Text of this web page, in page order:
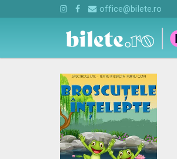
office@bilete.ro